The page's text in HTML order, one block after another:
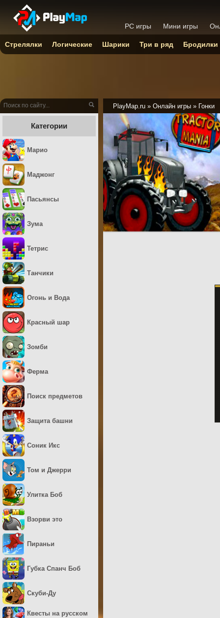
PlayMap.ru » Онлайн игры » Гонки
Категории
Марио
Маджонг
Пасьянсы
Зума
Тетрис
Танчики
Огонь и Вода
Красный шар
Зомби
Ферма
Поиск предметов
Защита башни
Соник Икс
Том и Джерри
Улитка Боб
Взорви это
Пираньи
Губка Спанч Боб
Скуби-Ду
Квесты на русском
PC игры Мини игры
Стрелялки Логические Шарики Три в ряд Бродилки